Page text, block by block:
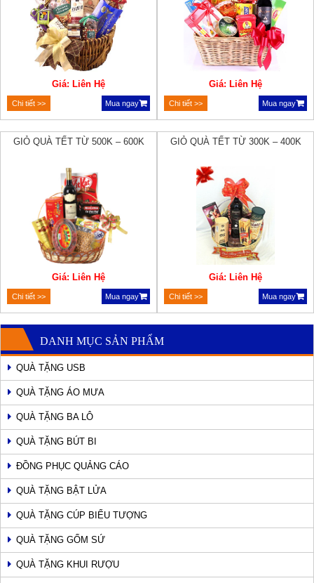
Giá: Liên Hệ
Chi tiết >> Mua ngay
Giá: Liên Hệ
Chi tiết >> Mua ngay
GIỎ QUÀ TẾT TỪ 500K – 600K
Giá: Liên Hệ
Chi tiết >> Mua ngay
GIỎ QUÀ TẾT TỪ 300K – 400K
Giá: Liên Hệ
Chi tiết >> Mua ngay
DANH MỤC SẢN PHẨM
QUÀ TẶNG USB
QUÀ TẶNG ÁO MƯA
QUÀ TẶNG BA LÔ
QUÀ TẶNG BÚT BI
ĐỒNG PHỤC QUẢNG CÁO
QUÀ TẶNG BẬT LỬA
QUÀ TẶNG CÚP BIỂU TƯỢNG
QUÀ TẶNG GỐM SỨ
QUÀ TẶNG KHUI RƯỢU